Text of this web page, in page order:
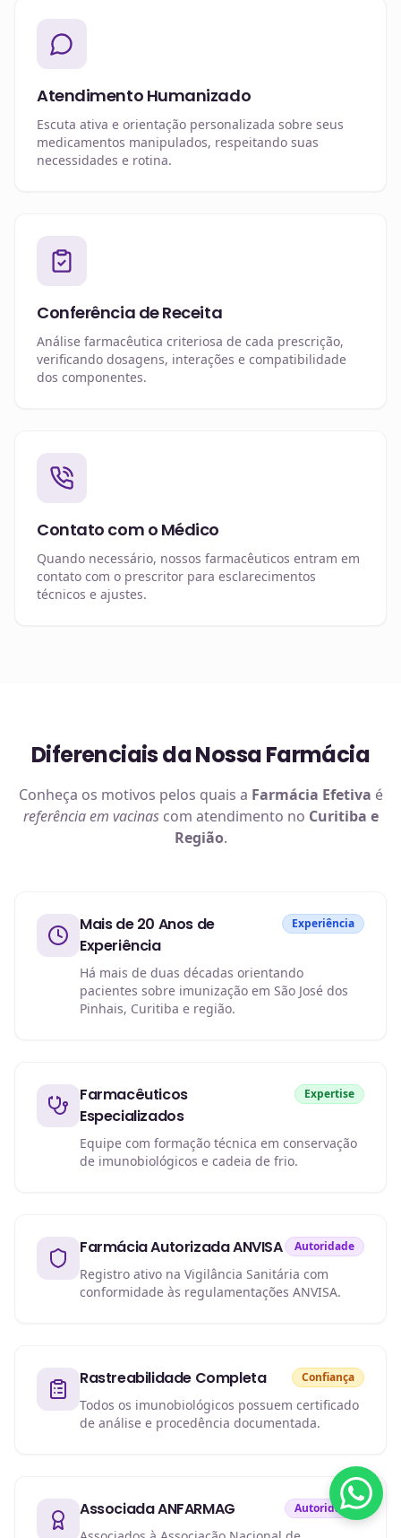
Atendimento Humanizado
Escuta ativa e orientação personalizada sobre seus
medicamentos manipulados, respeitando suas
necessidades e rotina.
Conferência de Receita
Análise farmacêutica criteriosa de cada prescrição,
verificando dosagens, interações e compatibilidade
dos componentes.
Contato com o Médico
Quando necessário, nossos farmacêuticos entram em
contato com o prescritor para esclarecimentos
técnicos e ajustes.
Diferenciais da Nossa Farmácia
Conheça os motivos pelos quais a Farmácia Efetiva é
referência em vacinascom atendimento no Curitiba e
Região.
Mais de 20 Anos de
Experiência
Experiência
Há mais de duas décadas orientando
pacientes sobre imunização em São José dos
Pinhais, Curitiba e região.
Farmacêuticos
Especializados
Expertise
Equipe com formação técnica em conservação
de imunobiológicos e cadeia de frio.
Farmácia Autorizada ANVISA Autoridade
Registro ativo na Vigilância Sanitária com
conformidade às regulamentações ANVISA.
Rastreabilidade Completa Confiança
Todos os imunobiológicos possuem certificado
de análise e procedência documentada.
Associada ANFARMAG Autoridade